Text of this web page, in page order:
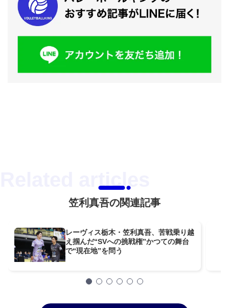
笠利真吾の関連記事
レーヴィス栃木・笠利真吾、苦戦乗り越
え掴んだ“SVへの挑戦権”かつての舞台
で“現在地”を問う